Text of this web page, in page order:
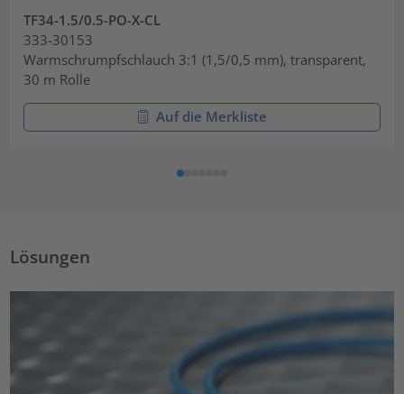
TF34-1.5/0.5-PO-X-CL
333-30153
Warmschrumpfschlauch 3:1 (1,5/0,5 mm), transparent,
30 m Rolle
Auf die Merkliste
Lösungen